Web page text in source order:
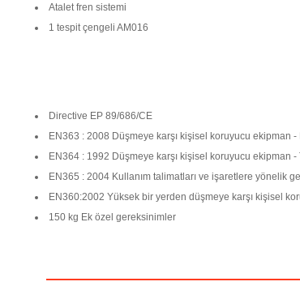
Atalet fren sistemi
1 tespit çengeli AM016
Directive EP 89/686/CE
EN363 : 2008 Düşmeye karşı kişisel koruyucu ekipman
EN364 : 1992 Düşmeye karşı kişisel koruyucu ekipman -
EN365 : 2004 Kullanım talimatları ve işaretlere yönelik
EN360:2002 Yüksek bir yerden düşmeye karşı kişisel
150 kg Ek özel gereksinimler